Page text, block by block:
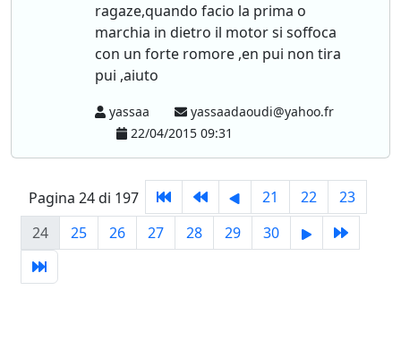
ragaze,quando facio la prima o
marchia in dietro il motor si soffoca
con un forte romore ,en pui non tira
pui ,aiuto
yassaa
yassaadaoudi@yahoo.fr
22/04/2015 09:31
Pagina 24 di 197 21 22
23
24
25 26 27 28 29 30